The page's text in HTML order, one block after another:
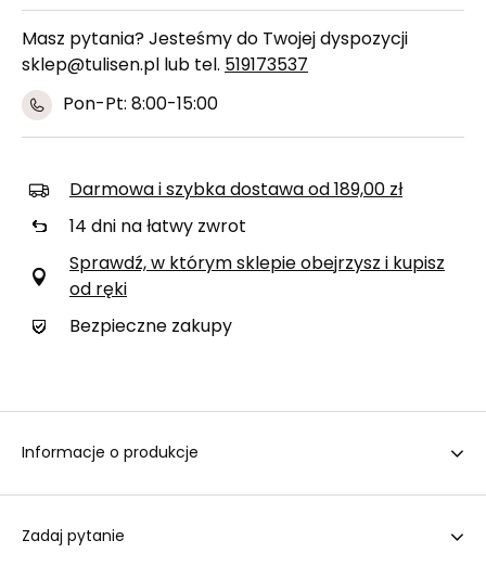
Masz pytania? Jesteśmy do Twojej dyspozycji
sklep@tulisen.pl lub tel. 519173537
Pon-Pt: 8:00-15:00
Darmowa i szybka dostawa od 189,00 zł
14 dni na łatwy zwrot
Sprawdź, w którym sklepie obejrzysz i kupisz
od ręki
Bezpieczne zakupy
Informacje o produkcje
Zadaj pytanie